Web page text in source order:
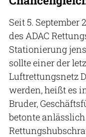
Seit 5.
des ADAC
Stationierung
sollte einer der
Luftrettungsnetz
werden, heißt es
Bruder,
betonte